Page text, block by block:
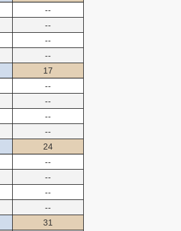
--
--
--
--
17
--
--
--
--
24
--
--
--
--
31